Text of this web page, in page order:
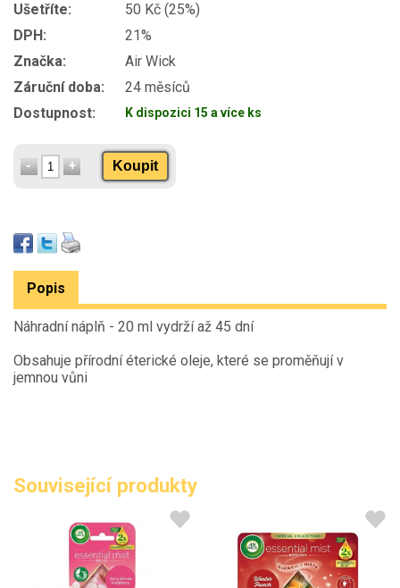
Ušetříte:
50 Kč (25%)
DPH:
21%
Značka:
Air Wick
Záruční doba:
24 měsíců
Dostupnost:
K dispozici 15 a více ks
Koupit
Popis
Náhradní náplň - 20 ml vydrží až 45 dní
Obsahuje přírodní éterické oleje, které se proměňují v
jemnou vůni
Související produkty